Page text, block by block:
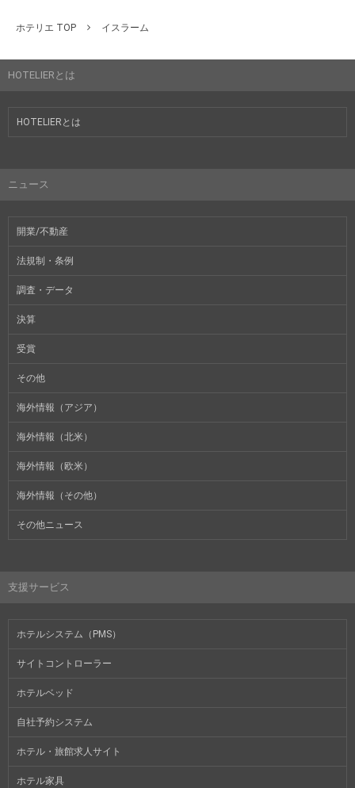
ホテリエ TOP イスラーム
HOTELIERとは
HOTELIERとは
ニュース
開業/不動産
法規制・条例
調査・データ
決算
受賞
その他
海外情報（アジア）
海外情報（北米）
海外情報（欧米）
海外情報（その他）
その他ニュース
支援サービス
ホテルシステム（PMS）
サイトコントローラー
ホテルベッド
自社予約システム
ホテル・旅館求人サイト
ホテル家具